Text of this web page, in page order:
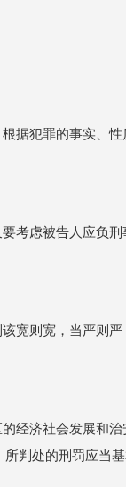
据犯罪的事实、
考虑被告人应负
宽则宽，当严则
经济社会发展和
判处的刑罚应当基